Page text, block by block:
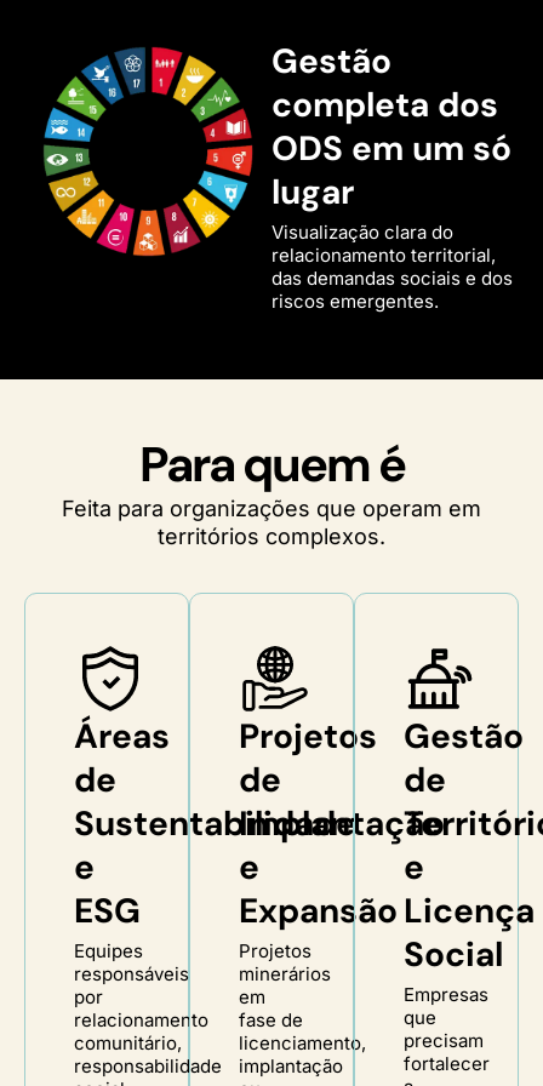
Gestão
completa dos
ODS em um só
lugar
Visualização clara do
relacionamento territorial,
das demandas sociais e dos
riscos emergentes.
Para quem é
Feita para organizações que operam em
territórios complexos.
Áreas
de
Sustentabilidade
e
ESG
Equipes
responsáveis
por
relacionamento
comunitário,
responsabilidade
Projetos
de
Implantação
e
Expansão
Projetos
minerários
em
fase de
licenciamento,
implantação
Gestão
de
e
Licença
Social
Empresas
que
precisam
fortalecer